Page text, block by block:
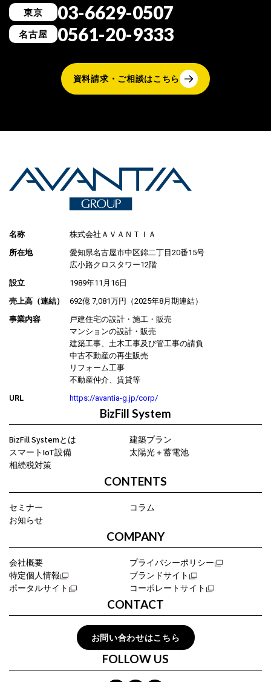
東京 03-6629-0507
名古屋 0561-20-9333
資料請求・ご相談はこちら
名称
株式会社ＡＶＡＮＴＩＡ
所在地
愛知県名古屋市中区錦二丁目20番15号
広小路クロスタワー12階
設立
1989年11月16日
売上高（連結）
692億 7,081万円（2025年8月期連結）
事業内容
戸建住宅の設計・施工・販売
マンションの設計・販売
建築工事、土木工事及び管工事の請負
中古不動産の再生販売
リフォーム工事
不動産仲介、賃貸等
URL
https://avantia-g.jp/corp/
BizFill System
BizFill Systemとは
建築プラン
スマートIoT設備
太陽光＋蓄電池
相続税対策
CONTENTS
セミナー
コラム
お知らせ
COMPANY
会社概要
プライバシーポリシー
特定個人情報
ブランドサイト
ポータルサイト
コーポレートサイト
CONTACT
お問い合わせはこちら
FOLLOW US